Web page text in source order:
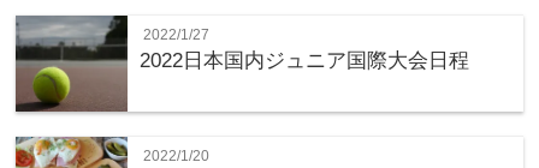
2022/1/27
2022日本国内ジュニア国際大会日程
2022/1/20